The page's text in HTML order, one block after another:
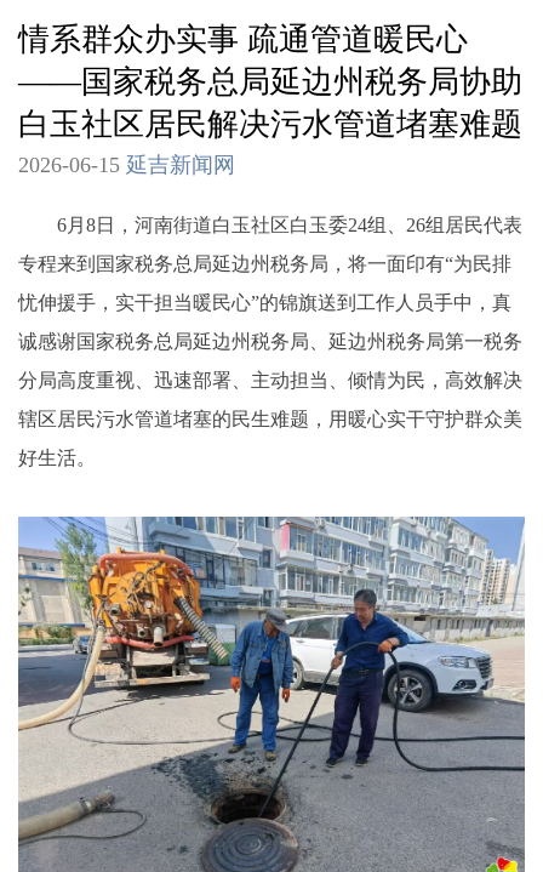
情系群众办实事 疏通管道暖民心
——国家税务总局延边州税务局协助
白玉社区居民解决污水管道堵塞难题
2026-06-15 延吉新闻网
6月8日，河南街道白玉社区白玉委24组、26组居民代表
专程来到国家税务总局延边州税务局，将一面印有“为民排
忧伸援手，实干担当暖民心”的锦旗送到工作人员手中，真
诚感谢国家税务总局延边州税务局、延边州税务局第一税务
分局高度重视、迅速部署、主动担当、倾情为民，高效解决
辖区居民污水管道堵塞的民生难题，用暖心实干守护群众美
好生活。